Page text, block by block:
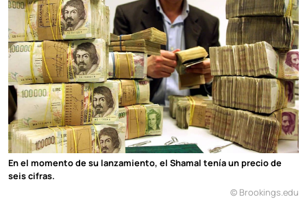
En el momento de su lanzamiento, el Shamal tenía un precio de
seis cifras.
© Brookings.edu